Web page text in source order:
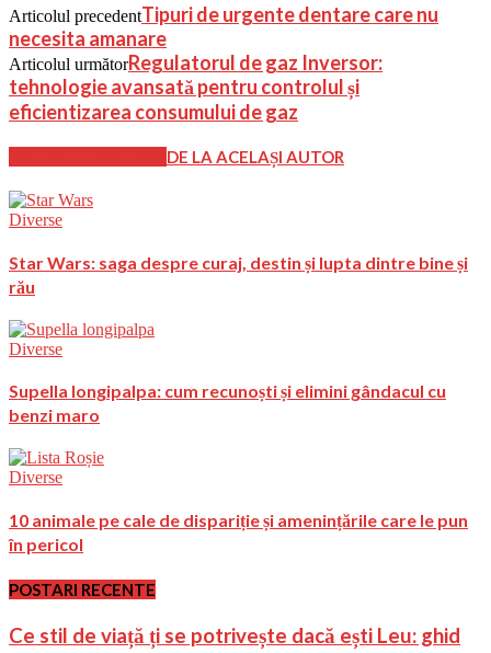
Articolul precedentTipuri de urgente dentare care nu
necesita amanare
Articolul următorRegulatorul de gaz Inversor:
tehnologie avansată pentru controlul și
eficientizarea consumului de gaz
DE LA ACELAȘI AUTOR
Diverse
Star Wars: saga despre curaj, destin și lupta dintre bine și
rău
Diverse
Supella longipalpa: cum recunoști și elimini gândacul cu
benzi maro
Diverse
10 animale pe cale de dispariție și amenințările care le pun
în pericol
POSTARI RECENTE
Ce stil de viață ți se potrivește dacă ești Leu: ghid